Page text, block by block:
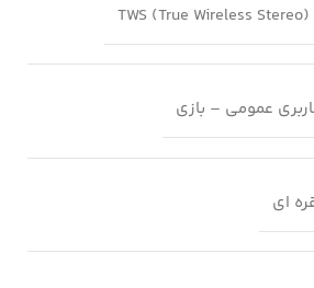
TWS (True Wireless Stereo)
عمومی – بازی
ای